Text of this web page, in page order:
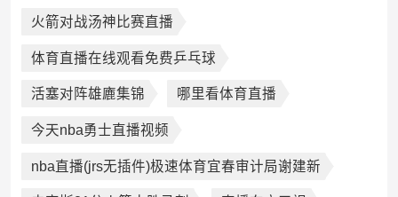
火箭对战汤神比赛直播
体育直播在线观看免费乒乓球
活塞对阵雄廘集锦 哪里看体育直播
今天nba勇士直播视频
nba直播(jrs无插件)极速体育宜春审计局谢建新